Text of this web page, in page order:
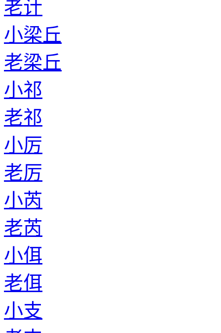
老计
小梁丘
老梁丘
小祁
老祁
小厉
老厉
小芮
老芮
小佴
老佴
小支